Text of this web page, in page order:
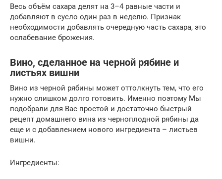
Весь объём сахара делят на 3–4 равные части и
добавляют в сусло один раз в неделю. Признак
необходимости добавлять очередную часть сахара, это
ослабевание брожения.
Вино, сделанное на черной рябине и
листьях вишни
Вино из черной рябины может оттолкнуть тем, что его
нужно слишком долго готовить. Именно поэтому Мы
подобрали для Вас простой и достаточно быстрый
рецепт домашнего вина из черноплодной рябины да
еще и с добавлением нового ингредиента – листьев
вишни.
Ингредиенты: